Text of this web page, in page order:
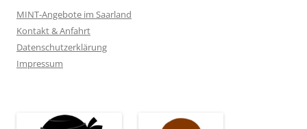
MINT-Angebote im Saarland
Kontakt & Anfahrt
Datenschutzerklärung
Impressum